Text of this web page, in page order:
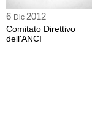
6 Dic 2012
Comitato Direttivo
dell'ANCI